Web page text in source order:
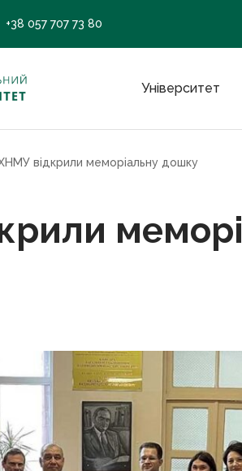
+38 057 707 73 80
Університет
відкрили меморіальну дошку